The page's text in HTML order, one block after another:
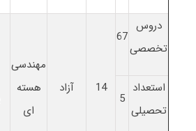
دروس
تخصصی
67
14 آزاد
مهندسی
هسته
ای
استعداد
تحصیلی
5